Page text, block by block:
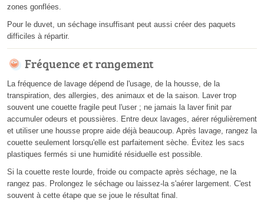
zones gonflées.
Pour le duvet, un séchage insuffisant peut aussi créer des paquets
difficiles à répartir.
Fréquence et rangement
La fréquence de lavage dépend de l'usage, de la housse, de la
transpiration, des allergies, des animaux et de la saison. Laver trop
souvent une couette fragile peut l'user ; ne jamais la laver finit par
accumuler odeurs et poussières. Entre deux lavages, aérer régulièrement
et utiliser une housse propre aide déjà beaucoup. Après lavage, rangez la
couette seulement lorsqu'elle est parfaitement sèche. Évitez les sacs
plastiques fermés si une humidité résiduelle est possible.
Si la couette reste lourde, froide ou compacte après séchage, ne la
rangez pas. Prolongez le séchage ou laissez-la s'aérer largement. C'est
souvent à cette étape que se joue le résultat final.